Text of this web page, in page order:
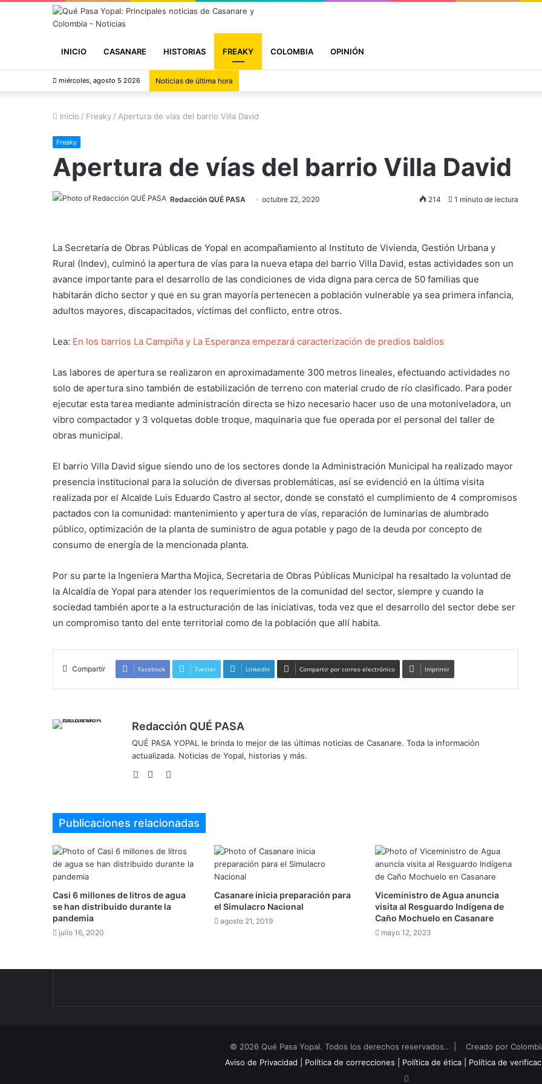
INICIO CASANARE HISTORIAS FREAKY COLOMBIA OPINIÓN
miércoles, agosto 5 2026 Noticias de última hora
Inicio / Freaky / Apertura de vías del barrio Villa David
Freaky
Apertura de vías del barrio Villa David
Redacción QUÉ PASA octubre 22, 2020 214 1 minuto de lectura
La Secretaría de Obras Públicas de Yopal en acompañamiento al Instituto de Vivienda, Gestión Urbana y
Rural (Indev), culminó la apertura de vías para la nueva etapa del barrio Villa David, estas actividades son un
avance importante para el desarrollo de las condiciones de vida digna para cerca de 50 familias que
habitarán dicho sector y que en su gran mayoría pertenecen a población vulnerable ya sea primera infancia,
adultos mayores, discapacitados, víctimas del conflicto, entre otros.
Lea: En los barrios La Campiña y La Esperanza empezará caracterización de predios baldíos
Las labores de apertura se realizaron en aproximadamente 300 metros lineales, efectuando actividades no
solo de apertura sino también de estabilización de terreno con material crudo de río clasificado. Para poder
ejecutar esta tarea mediante administración directa se hizo necesario hacer uso de una motoniveladora, un
vibro compactador y 3 volquetas doble troque, maquinaria que fue operada por el personal del taller de
obras municipal.
El barrio Villa David sigue siendo uno de los sectores donde la Administración Municipal ha realizado mayor
presencia institucional para la solución de diversas problemáticas, así se evidenció en la última visita
realizada por el Alcalde Luis Eduardo Castro al sector, donde se constató el cumplimiento de 4 compromisos
pactados con la comunidad: mantenimiento y apertura de vías, reparación de luminarias de alumbrado
público, optimización de la planta de suministro de agua potable y pago de la deuda por concepto de
consumo de energía de la mencionada planta.
Por su parte la Ingeniera Martha Mojica, Secretaria de Obras Públicas Municipal ha resaltado la voluntad de
la Alcaldía de Yopal para atender los requerimientos de la comunidad del sector, siempre y cuando la
sociedad también aporte a la estructuración de las iniciativas, toda vez que el desarrollo del sector debe ser
un compromiso tanto del ente territorial como de la población que allí habita.
Compartir Facebook Twitter LinkedIn Compartir por correo electrónico Imprimir
Redacción QUÉ PASA
QUÉ PASA YOPAL le brinda lo mejor de las últimas noticias de Casanare. Toda la información
actualizada. Noticias de Yopal, historias y más.
Sitio Facebook
Twitter
Publicaciones relacionadas
Casi 6 millones de litros de agua
se han distribuido durante la
pandemia
julio 16, 2020
Casanare inicia preparación para
el Simulacro Nacional
agosto 21, 2019
Viceministro de Agua anuncia
visita al Resguardo Indígena de
Caño Mochuelo en Casanare
mayo 12, 2023
© 2026 Qué Pasa Yopal. Todos los derechos reservados.. |
Creado por
Aviso de Privacidad |
Política de correcciones | Política de ética | Política de